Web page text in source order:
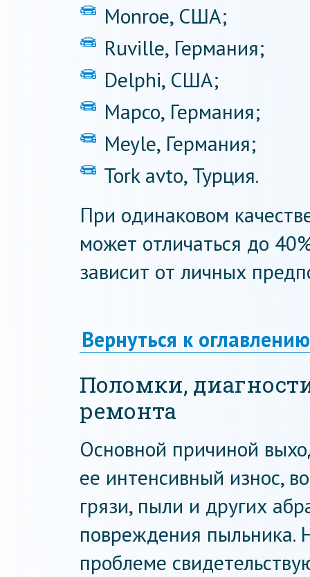
Monroe, США;
Ruville, Германия;
Delphi, США;
Mapco, Германия;
Meyle, Германия;
Tork avto, Турция.
При одинаковом
может отличаться до
зависит от личных
Вернуться к оглавлению
Поломки,
ремонта
Основной причиной
ее интенсивный износ,
грязи, пыли и других
повреждения пыльника.
проблеме